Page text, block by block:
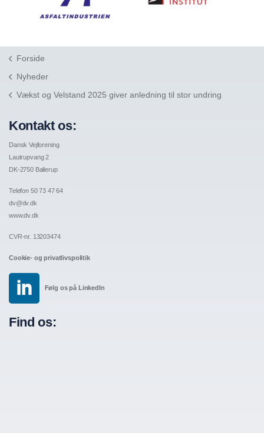
Forside
Nyheder
Vækst og Velstand 2025 giver anledning til stor undring
Kontakt os:
Dansk Vejforening
Lautrupvang 2
DK-2750 Ballerup
Telefon 50 73 47 64
dv@dv.dk
www.dv.dk
CVR-nr. 13203474
Cookie- og privatlivspolitik
Følg os på LinkedIn
Find os: